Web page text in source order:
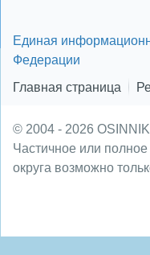
Единая
Федерации
Главная страница
© 2004 - 2026
Частичное или
округа возможно